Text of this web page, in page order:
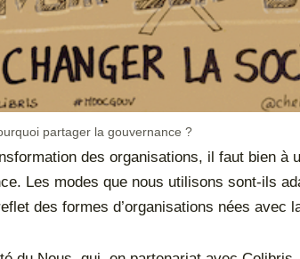
partager la gouvernance ?
des organisations, il faut bien à
Les modes que nous utilisons sont-ils
des formes d’organisations nées avec